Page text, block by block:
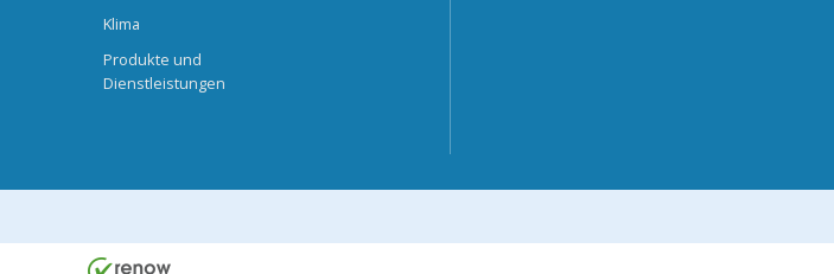
Klima
Produkte und
Dienstleistungen